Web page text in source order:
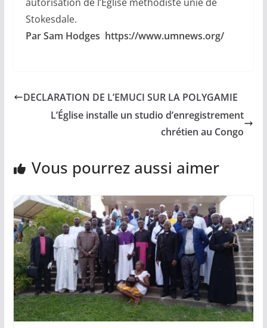
Stokesdale.
Par Sam Hodges https://www.umnews.org/
DECLARATION DE L’EMUCI SUR LA POLYGAMIE
L’Église installe un studio d’enregistrement
chrétien au Congo
Vous pourrez aussi aimer